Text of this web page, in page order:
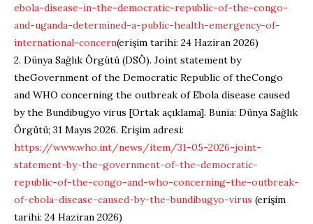
ebola-disease-in-the-democratic-republic-of-the-congo-
and-uganda-determined-a-public-health-emergency-of-
international-concern(erişim tarihi: 24 Haziran 2026)
2. Dünya Sağlık Örgütü (DSÖ). Joint statement by
theGovernment ofthe Democratic Republic oftheCongo
and WHO concerning the outbreak of Ebola disease caused
by the Bundibugyo virus [Ortak açıklama]. Bunia: Dünya Sağlık
Örgütü; 31 Mayıs 2026. Erişim adresi:
https://www.who.int/news/item/31-05-2026-joint-
statement-by-the-government-of-the-democratic-
republic-of-the-congo-and-who-concerning-the-outbreak-
of-ebola-disease-caused-by-the-bundibugyo-virus (erişim
tarihi: 24 Haziran 2026)